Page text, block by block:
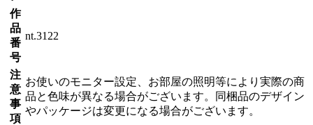
作
品
番
号
nt.3122
注
意
事
項
お使いのモニター設定、お部屋の照明等により実際の商
品と色味が異なる場合がございます。同梱品のデザイン
やパッケージは変更になる場合がございます。